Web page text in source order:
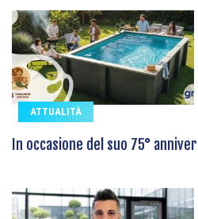
ATTUALITÀ
In occasione del suo 75°